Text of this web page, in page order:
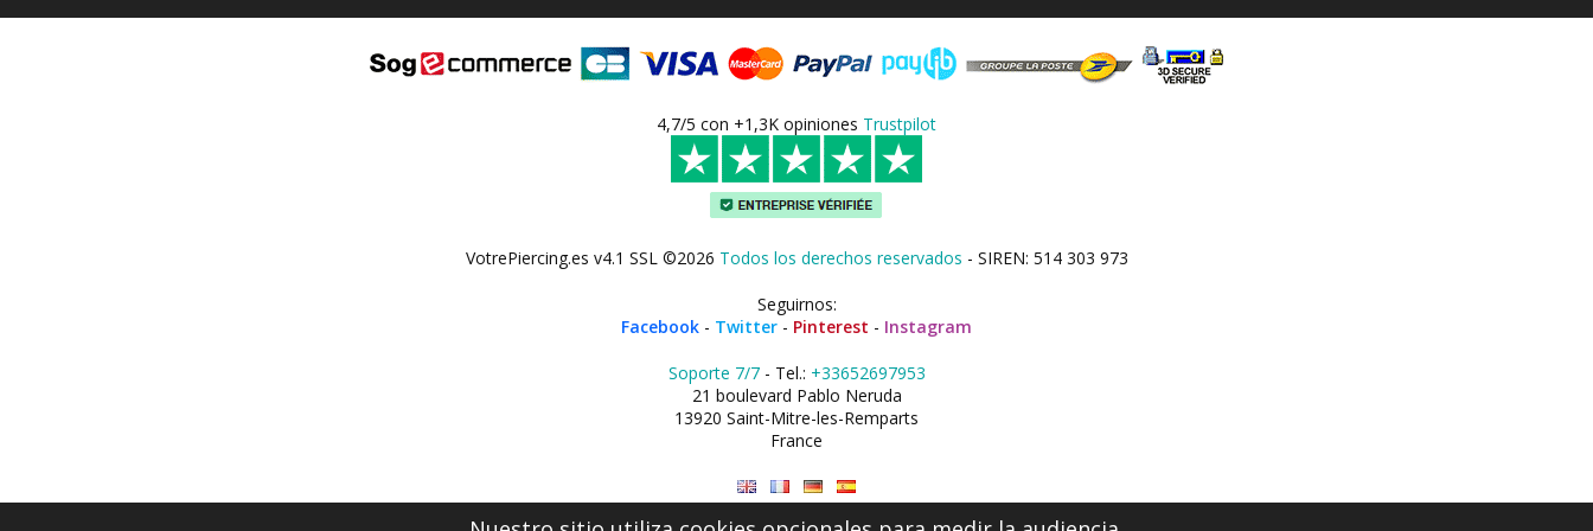
4,7/5 con +1,3K opiniones Trustpilot
VotrePiercing.es v4.1 SSL ©2026 Todos los derechos reservados - SIREN: 514 303 973
Seguirnos:
Facebook - Twitter - Pinterest - Instagram
Soporte 7/7- Tel.: +33652697953
21 boulevard Pablo Neruda
13920 Saint-Mitre-les-Remparts
France